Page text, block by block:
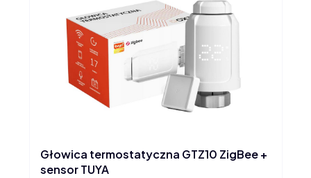
Głowica termostatyczna GTZ10 ZigBee +
sensor TUYA